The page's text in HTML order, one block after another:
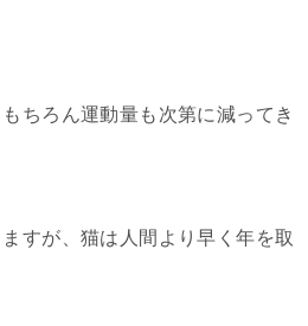
ちろん運動量も次第に減ってき
すが、猫は人間より早く年を取